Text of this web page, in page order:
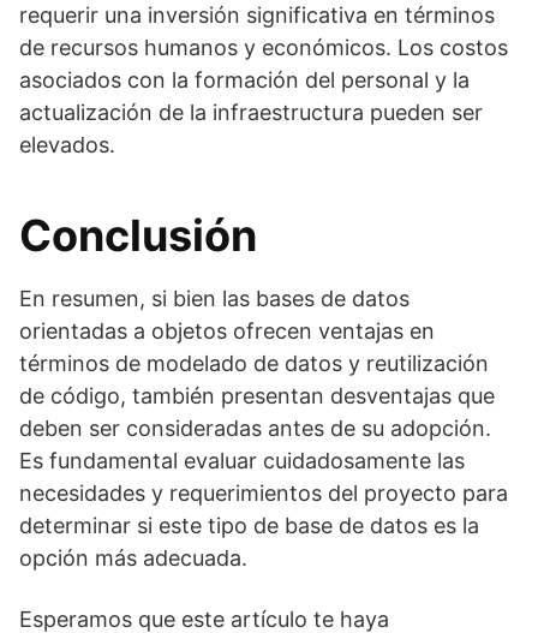
requerir una inversión significativa en términos
de recursos humanos y económicos. Los costos
asociados con la formación del personal y la
actualización de la infraestructura pueden ser
elevados.
Conclusión
En resumen, si bien las bases de datos
orientadas a objetos ofrecen ventajas en
términos de modelado de datos y reutilización
de código, también presentan desventajas que
deben ser consideradas antes de su adopción.
Es fundamental evaluar cuidadosamente las
necesidades y requerimientos del proyecto para
determinar si este tipo de base de datos es la
opción más adecuada.
Esperamos que este artículo te haya